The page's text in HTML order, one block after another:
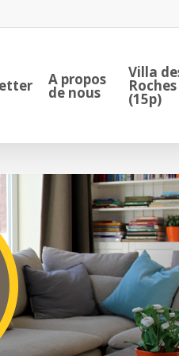
A propos
de nous
Villa
Roches
(15p)